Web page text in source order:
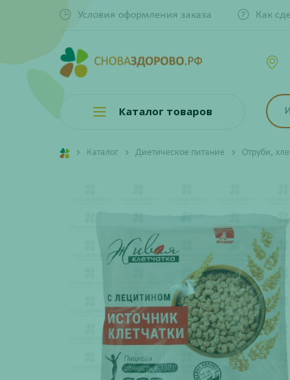
Условия оформления заказа Как
Каталог товаров
Каталог Диетическое питание Отруби,